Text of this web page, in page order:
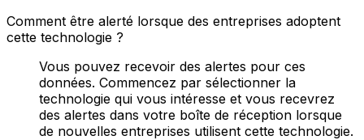
Comment être alerté lorsque des entreprises adoptent
cette technologie ?
Vous pouvez recevoir des alertes pour ces
données. Commencez par sélectionner la
technologie qui vous intéresse et vous recevrez
des alertes dans votre boîte de réception lorsque
de nouvelles entreprises utilisent cette technologie.